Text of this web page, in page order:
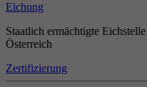
Eichung
Staatlich ermächtigte
Österreich
Zertifizierung